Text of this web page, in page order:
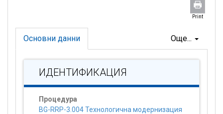
Print
Още...
Основни данни
ИДЕНТИФИКАЦИЯ
Процедура
BG-RRP-3.004 Технологична модернизация